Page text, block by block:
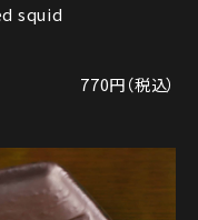
squid
770円（税込）